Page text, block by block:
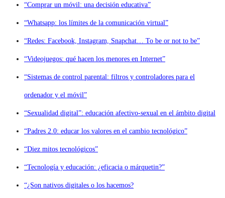
“Comprar un móvil: una decisión educativa”
“Whatsapp: los límites de la comunicación virtual”
“Redes: Facebook, Instagram, Snapchat… To be or not to be”
“Videojuegos: qué hacen los menores en Internet”
“Sistemas de control parental: filtros y controladores para el
ordenador y el móvil”
“Sexualidad digital”: educación afectivo-sexual en el ámbito digital
“Padres 2.0: educar los valores en el cambio tecnológico”
“Diez mitos tecnológicos”
“Tecnología y educación: ¿eficacia o márquetin?”
“¿Son nativos digitales o los hacemos?